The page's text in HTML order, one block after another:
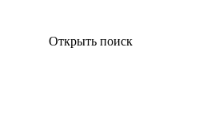
Открыть поиск